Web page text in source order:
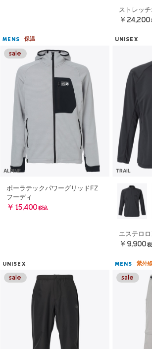
ストレッ
￥24,200
MENS 保温
ALPINE
ポーラテックパワーグリッドFZ
フーディ
￥15,400 税込
UNISEX
TRAIL
エステロ
￥9,900
UNISEX MENS 紫外